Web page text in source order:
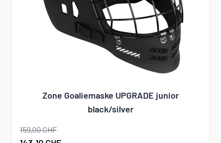
Zone Goaliemaske UPGRADE junior
black/silver
159,00 CHF
Sonderangebot